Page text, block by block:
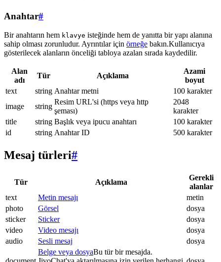
Anahtar#
Bir anahtarın hem klavye isteğinde hem de yanıtta bir yapı alanına
sahip olması zorunludur. Ayrıntılar için örneğe bakın.Kullanıcıya
gösterilecek alanların önceliği tabloya azalan sırada kaydedilir.
Alan
adı
Tür Açıklama
Azami
boyut
text
string Anahtar metni
100 karakter
image
string
Resim URL'si (https veya http
şeması)
2048
karakter
title
string Başlık veya ipucu anahtarı
100 karakter
id
string Anahtar ID 500 karakter
Mesaj türleri#
Tür Açıklama
Gerekli
alanlar
text
Metin mesajı
metin
photo
Görsel
dosya
sticker
Sticker
dosya
video
Video mesajı
dosya
audio
Sesli mesaj dosya
Belge veya dosyaBu tür bir mesajda.